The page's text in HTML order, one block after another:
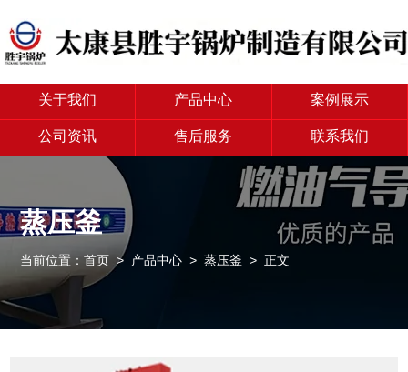
关于我们 产品中心 案例展示
公司资讯 售后服务 联系我们
蒸压釜
当前位置：首页 > 产品中心 >蒸压釜 > 正文